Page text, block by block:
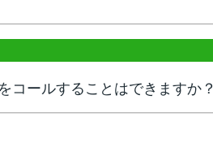
コールすることはできますか？